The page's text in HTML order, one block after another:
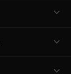
expand_more
expand_more